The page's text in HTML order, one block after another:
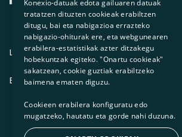
Contacto
Albisteak
Bazkideen txokoa
Prentsa
Gurekin lan egin
Lege-oharraPribatutasun-politikaCookieei
ES CAGLEU
CATALAN
SPANISH
GL
BASQUE
Konexio-datuak edota gailuaren datuak
tratatzen dituzten cookieak erabiltzen
ditugu, bai eta nabigazioa errazteko
nabigazio-ohiturak ere, eta webgunearen
erabilera-estatistikak azter ditzakegu
hobekuntzak egiteko. "Onartu cookieak"
sakatzean, cookie guztiak erabiltzeko
baimena ematen diguzu.
Cookieen erabilera konfiguratu edo
mugatzeko, hautatu eta gorde nahi duzuna.